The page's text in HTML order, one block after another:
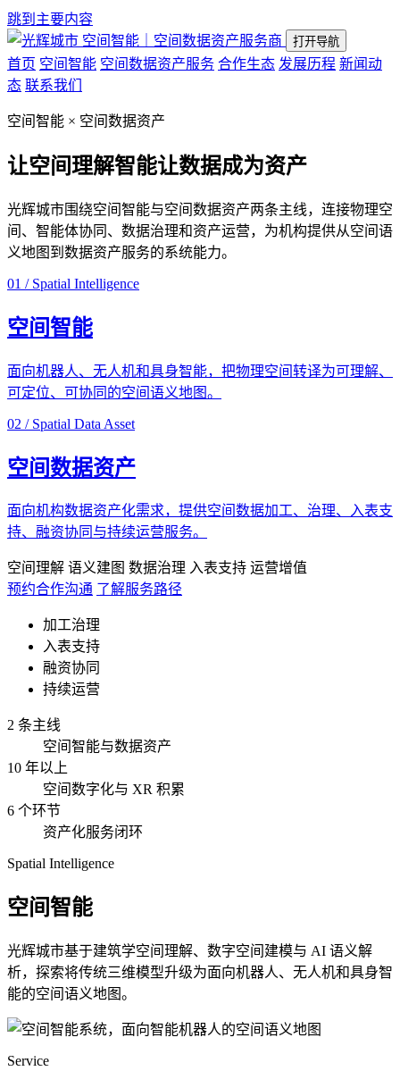
跳到主要内容
空间智能｜空间数据资产服务商
打开导航
首页 空间智能 空间数据资产服务 合作生态 发展历程 新闻动
态 联系我们
空间智能 × 空间数据资产
让空间理解智能让数据成为资产
光辉城市围绕空间智能与空间数据资产两条主线，连接物理空
间、智能体协同、数据治理和资产运营，为机构提供从空间语
义地图到数据资产服务的系统能力。
01 / Spatial Intelligence
空间智能
面向机器人、无人机和具身智能，把物理空间转译为可理解、
可定位、可协同的空间语义地图。
02 / Spatial Data Asset
空间数据资产
面向机构数据资产化需求，提供空间数据加工、治理、入表支
持、融资协同与持续运营服务。
空间理解 语义建图 数据治理 入表支持 运营增值
预约合作沟通 了解服务路径
加工治理
入表支持
融资协同
持续运营
2 条主线
空间智能与数据资产
10 年以上
空间数字化与 XR 积累
6 个环节
资产化服务闭环
Spatial Intelligence
空间智能
光辉城市基于建筑学空间理解、数字空间建模与 AI 语义解
析，探索将传统三维模型升级为面向机器人、无人机和具身智
能的空间语义地图。
Service